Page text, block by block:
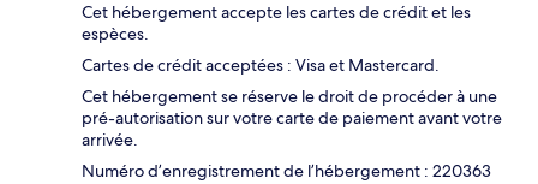
Cet hébergement accepte les cartes de crédit et les
espèces.
Cartes de crédit acceptées : Visa et Mastercard.
Cet hébergement se réserve le droit de procéder à une
pré-autorisation sur votre carte de paiement avant votre
arrivée.
Numéro d’enregistrement de l’hébergement : 220363